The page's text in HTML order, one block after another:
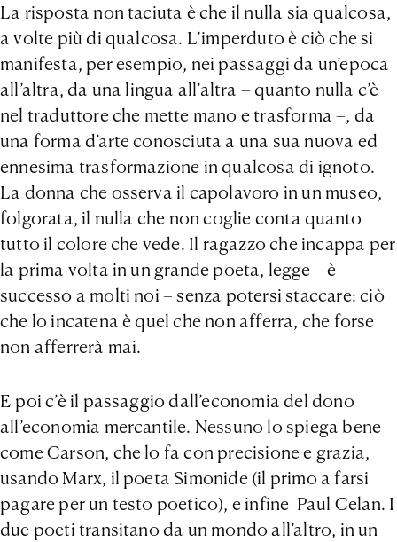
La risposta non taciuta è che il nulla sia qualcosa,
a volte più di qualcosa. L’imperduto è ciò che si
manifesta, per esempio, nei passaggi da un’epoca
all’altra, da una lingua all’altra – quanto nulla c’è
nel traduttore che mette mano e trasforma –, da
una forma d’arte conosciuta a una sua nuova ed
ennesima trasformazione in qualcosa di ignoto.
La donna che osserva il capolavoro in un museo,
folgorata, il nulla che non coglie conta quanto
tutto il colore che vede. Il ragazzo che incappa per
la prima volta in un grande poeta, legge – è
successo a molti noi – senza potersi staccare: ciò
che lo incatena è quel che non afferra, che forse
non afferrerà mai.
E poi c’è il passaggio dall’economia del dono
all’economia mercantile. Nessuno lo spiega bene
come Carson, che lo fa con precisione e grazia,
usando Marx, il poeta Simonide (il primo a farsi
pagare per un testo poetico), e infine Paul Celan. I
due poeti transitano da un mondo all’altro, in un